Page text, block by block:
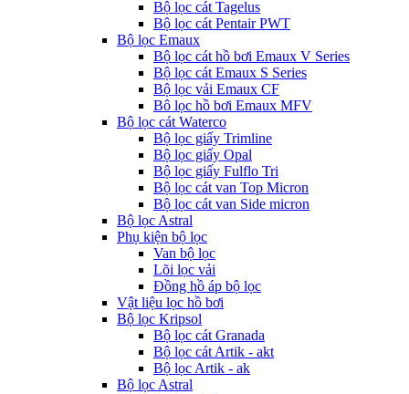
Bộ lọc cát Tagelus
Bộ lọc cát Pentair PWT
Bộ lọc Emaux
Bộ lọc cát hồ bơi Emaux V Series
Bộ lọc cát Emaux S Series
Bộ lọc vải Emaux CF
Bô lọc hồ bơi Emaux MFV
Bộ lọc cát Waterco
Bộ lọc giấy Trimline
Bộ lọc giấy Opal
Bộ lọc giấy Fulflo Tri
Bộ lọc cát van Top Micron
Bộ lọc cát van Side micron
Bộ lọc Astral
Phụ kiện bộ lọc
Van bộ lọc
Lõi lọc vải
Đồng hồ áp bộ lọc
Vật liệu lọc hồ bơi
Bộ lọc Kripsol
Bộ lọc cát Granada
Bộ lọc cát Artik - akt
Bộ lọc Artik - ak
Bộ lọc Astral